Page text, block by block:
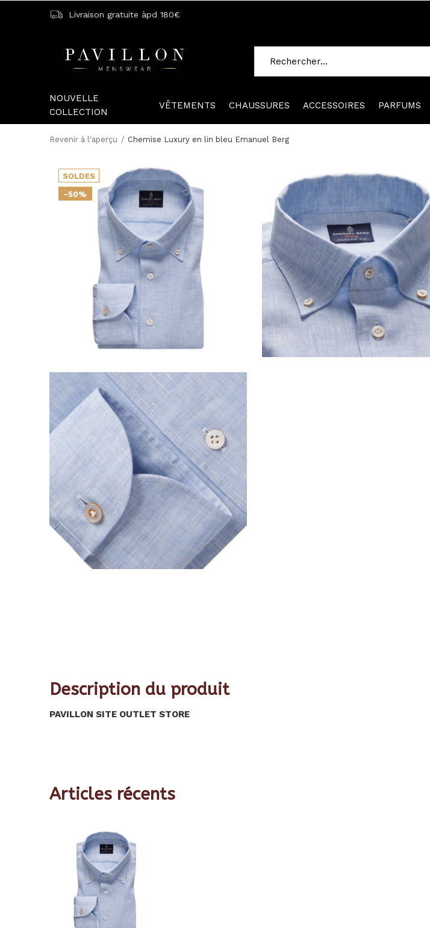
NOUVELLE
COLLECTION
VÊTEMENTS CHAUSSURES ACCESSOIRES PARFUMS
Livraison gratuite àpd 180€
Revenir à l'aperçu Chemise Luxury en lin bleu Emanuel Berg
SOLDES
-50%
Description du produit
PAVILLON SITE OUTLET STORE
Articles récents